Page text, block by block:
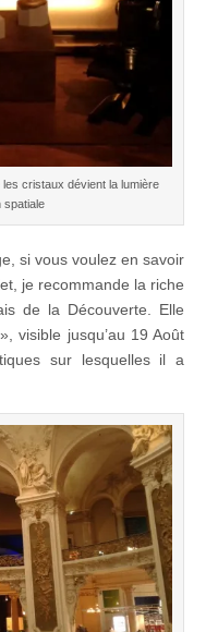
cristaux dévient la lumière
spatiale
si vous voulez en savoir
je recommande la riche
de la Découverte. Elle
visible jusqu’au 19 Août
sur lesquelles il a